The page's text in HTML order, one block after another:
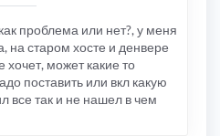
проблема или нет?, у меня
на старом хосте и денвере
хочет, может какие то
поставить или вкл какую
все так и не нашел в чем